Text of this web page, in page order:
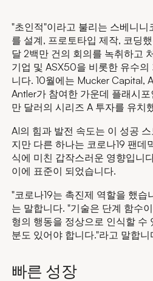
"초인적"이라고 불리는 스베니니
를 설계, 프로토타입 제작, 코딩
달 2백만 건의 회의를 녹취하고
기업 및 ASX50을 비롯한 유수
니다. 10월에는 Mucker Capital,
Antler가 참여한 가운데 플래시
만 달러의 시리즈 A 투자를 유치
AI의 힘과 발전 속도는 이 성공
지만 다른 하나는 코로나19 팬데
식에 미친 갑작스러운 영향입니
이에 표준이 되었습니다.
"코로나19는 촉진제 역할을 했습
는 말합니다. "기술은 단계 함수
형의 행동을 정상으로 인식할 수
분도 있어야 합니다."라고 말합니
빠른 성장